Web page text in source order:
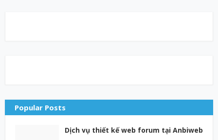
Popular Posts
Dịch vụ thiết kế web forum tại Anbiweb